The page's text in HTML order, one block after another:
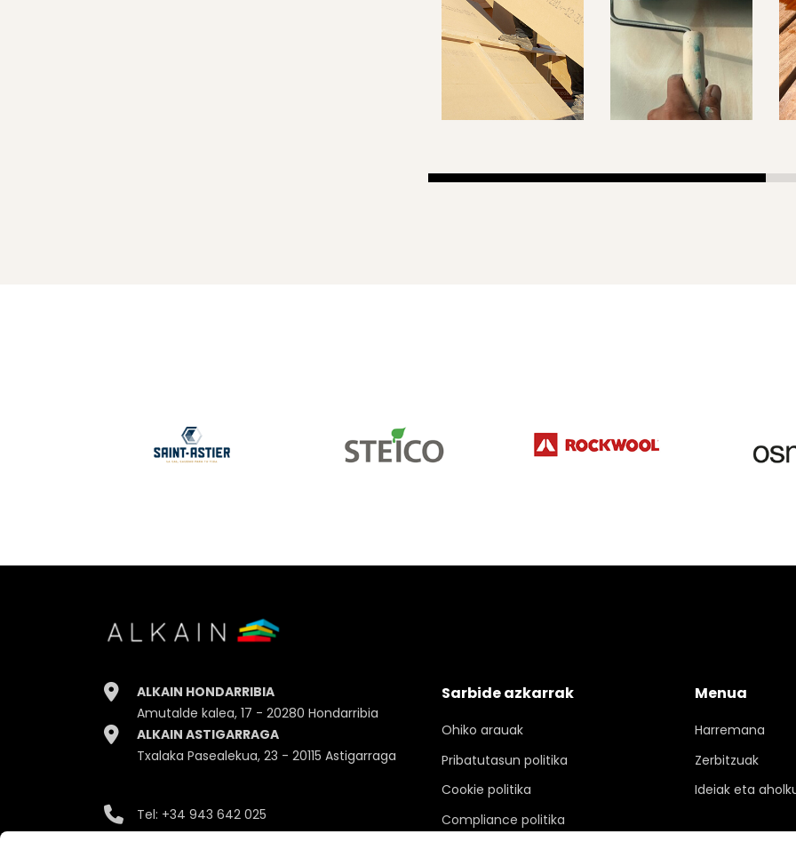
ALKAIN HONDARRIBIA
Amutalde kalea, 17 - 20280 Hondarribia
ALKAIN ASTIGARRAGA
Txalaka Pasealekua, 23 - 20115 Astigarraga
Tel: +34 943 642 025
Sarbide azkarrak
Ohiko arauak
Pribatutasun politika
Cookie politika
Compliance politika
Menua
Harremana
Zerbitzuak
Ideiak eta